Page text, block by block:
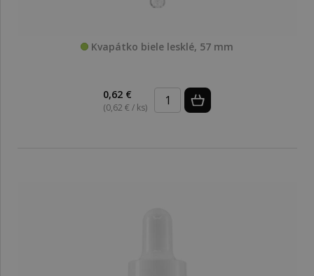
Kvapátko biele lesklé, 57 mm
0,62 €
(0,62 € / ks)